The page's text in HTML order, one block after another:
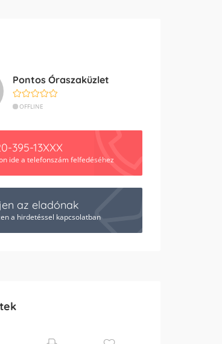
Pontos Óraszaküzlet
OFFLINE
395-13XXX
ide a telefonszám felfedéséhez
az eladónak
a hirdetéssel kapcsolatban